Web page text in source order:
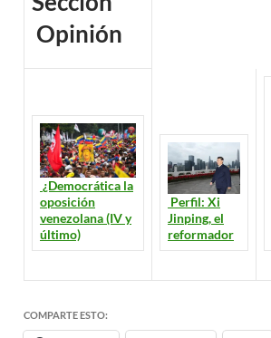
Opinión
¿Democrática la
oposición
venezolana (IV y
último)
Perfil: Xi
Jinping, el
reformador
COMPARTE ESTO: